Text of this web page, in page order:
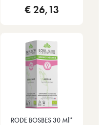
€ 26,13
RODE BOSBES 30 Ml*